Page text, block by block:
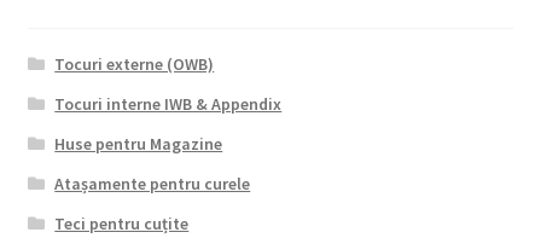
Tocuri externe (OWB)
Tocuri interne IWB & Appendix
Huse pentru Magazine
Atașamente pentru curele
Teci pentru cuțite